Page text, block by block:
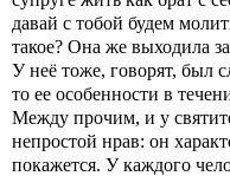
давай с тобой будем
такое? Она же выходила
У неё тоже, говорят, был
то ее особенности в
Между прочим, и у
непростой нрав: он
покажется. У каждого